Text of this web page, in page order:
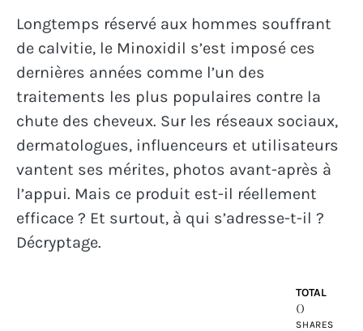
Longtemps réservé aux hommes souffrant
de calvitie, le Minoxidil s’est imposé ces
dernières années comme l’un des
traitements les plus populaires contre la
chute des cheveux. Sur les réseaux sociaux,
dermatologues, influenceurs et utilisateurs
vantent ses mérites, photos avant-après à
l’appui. Mais ce produit est-il réellement
efficace ? Et surtout, à qui s’adresse-t-il ?
Décryptage.
TOTAL
0
SHARES